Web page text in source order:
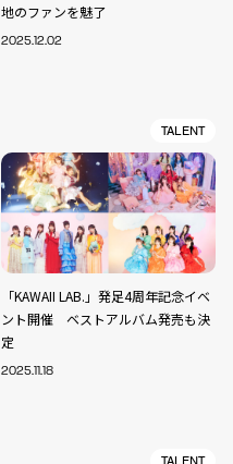
地のファンを魅了
2025.12.02
TALENT
「KAWAII LAB.」発足4周年記念イベ
ント開催 ベストアルバム発売も決
定
2025.11.18